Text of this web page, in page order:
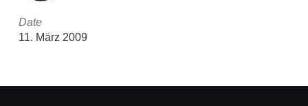
Date
11. März 2009